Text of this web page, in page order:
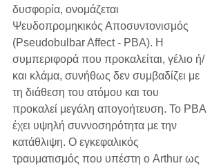
δυσφορία, ονομάζεται
Ψευδοπρομηκικός Αποσυντονισμός
(Pseudobulbar Affect - PBA). Η
συμπεριφορά που προκαλείται, γέλιο ή/
και κλάμα, συνήθως δεν συμβαδίζει με
τη διάθεση του ατόμου και του
προκαλεί μεγάλη απογοήτευση. Το PBA
έχει υψηλή συννοσηρότητα με την
κατάθλιψη. Ο εγκεφαλικός
τραυματισμός που υπέστη ο Arthur ως